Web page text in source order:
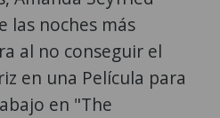
las noches más
al no conseguir el
en una Película para
en "The